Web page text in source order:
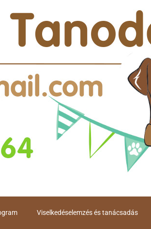
Viselkedéselemzés és tanácsadás